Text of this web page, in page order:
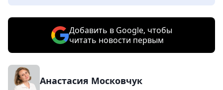
Добавить в Google, чтобы
читать новости первым
Анастасия Московчук